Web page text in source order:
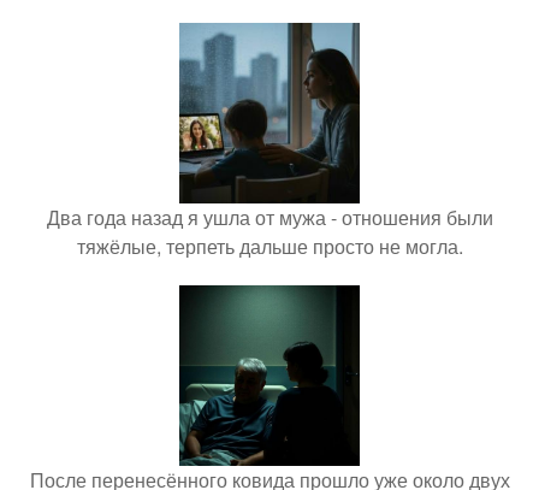
Два года назад я ушла от мужа - отношения были
тяжёлые, терпеть дальше просто не могла.
После перенесённого ковида прошло уже около двух